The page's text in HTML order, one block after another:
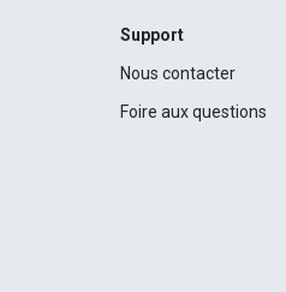
Support
Nous contacter
Foire aux questions